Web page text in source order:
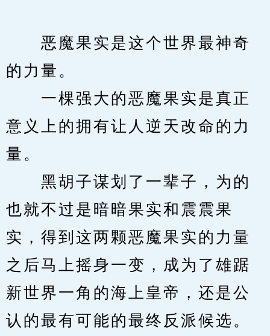
恶魔果实是这个世界最神奇
的力量。
一棵强大的恶魔果实是真正
意义上的拥有让人逆天改命的力
量。
黑胡子谋划了一辈子，为的
也就不过是暗暗果实和震震果
实，得到这两颗恶魔果实的力量
之后马上摇身一变，成为了雄踞
新世界一角的海上皇帝，还是公
认的最有可能的最终反派候选。